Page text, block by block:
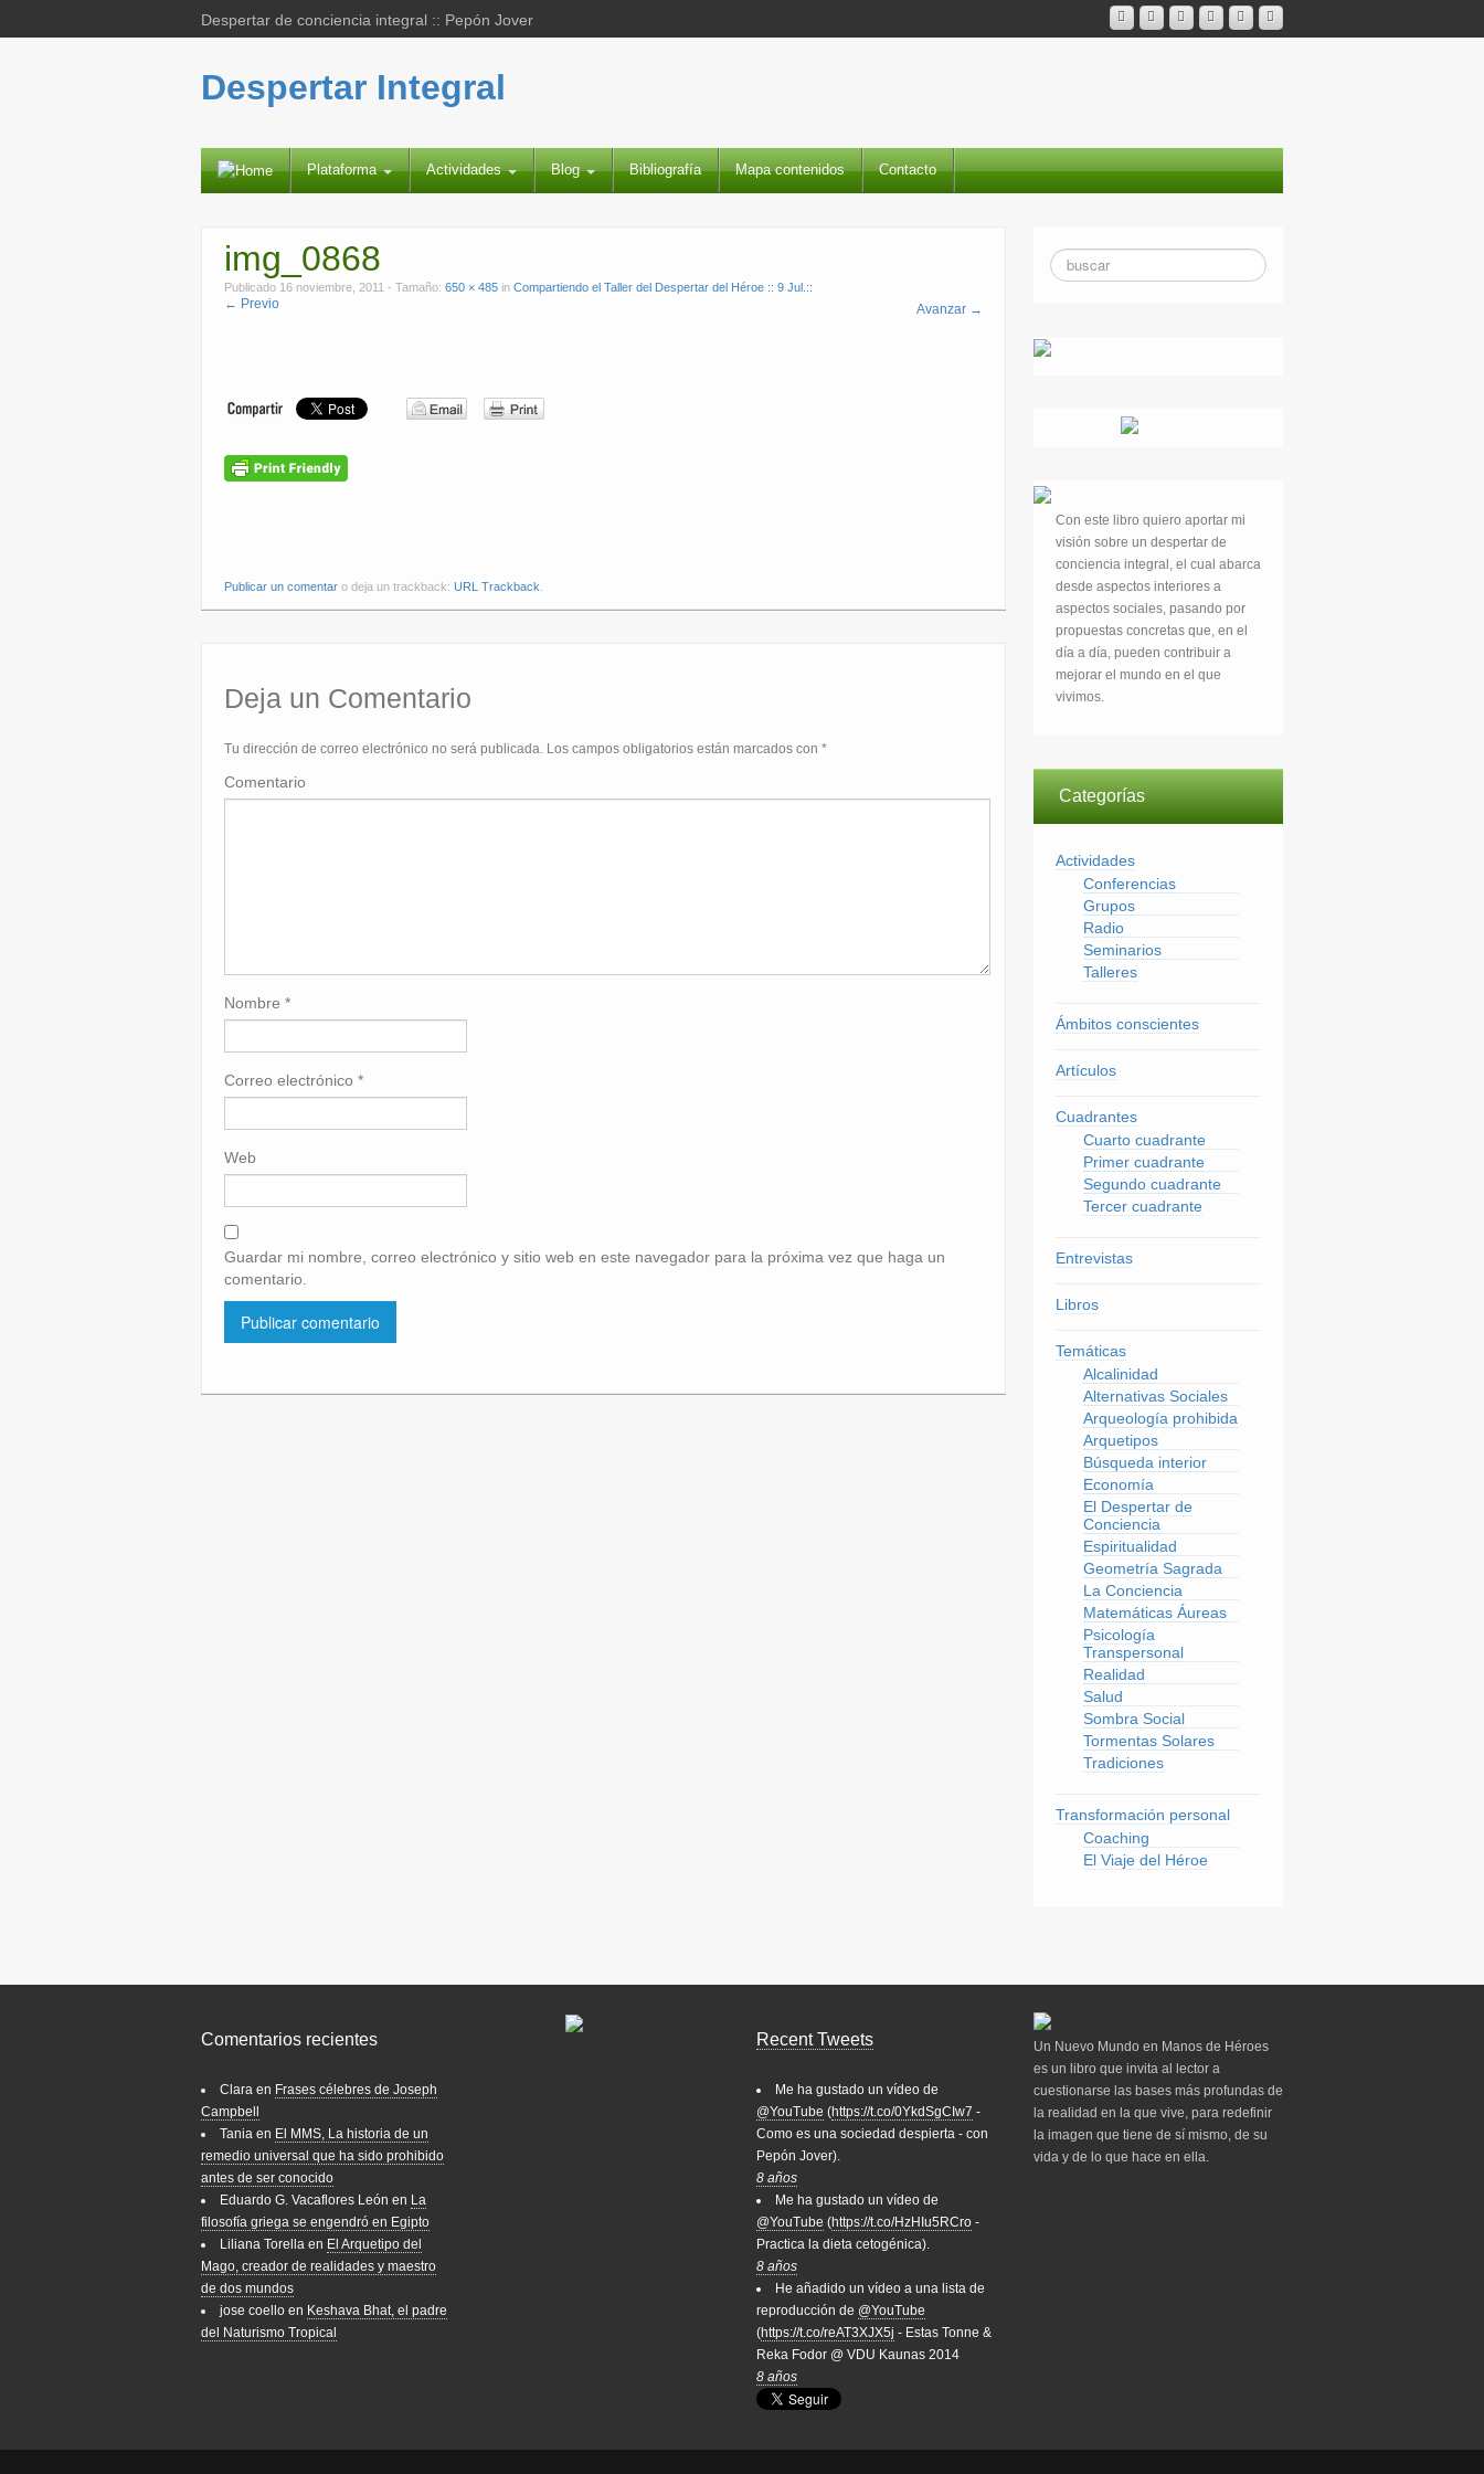
Despertar de conciencia integral :: Pepón Jover
Despertar Integral
Plataforma Actividades Blog Bibliografía Mapa contenidos Contacto
img_0868
Publicado 16 noviembre, 2011 - Tamaño: 650 × 485 in Compartiendo el Taller del Despertar del Héroe :: 9 Jul.::
← Previo Avanzar →
Publicar un comentar o deja un trackback: URL Trackback
Deja un Comentario
Tu dirección de correo electrónico no será publicada. Los campos obligatorios están marcados con *
Comentario
Nombre *
Correo electrónico *
Web
Guardar mi nombre, correo electrónico y sitio web en este navegador para la próxima vez que haga un
comentario.
Con este libro quiero aportar mi
visión sobre un despertar de
conciencia integral, el cual abarca
desde aspectos interiores a
aspectos sociales, pasando por
propuestas concretas que, en el
día a día, pueden contribuir a
mejorar el mundo en el que
vivimos.
Categorías
Actividades
Conferencias
Grupos
Radio
Seminarios
Talleres
Ámbitos conscientes
Artículos
Cuadrantes
Cuarto cuadrante
Primer cuadrante
Segundo cuadrante
Tercer cuadrante
Entrevistas
Libros
Temáticas
Alcalinidad
Alternativas Sociales
Arqueología prohibida
Arquetipos
Búsqueda interior
Economía
El Despertar de
Conciencia
Espiritualidad
Geometría Sagrada
La Conciencia
Matemáticas Áureas
Psicología
Transpersonal
Realidad
Salud
Sombra Social
Tormentas Solares
Tradiciones
Transformación personal
Coaching
El Viaje del Héroe
Comentarios recientes
Clara en Frases célebres de Joseph
Campbell
Tania en El MMS, La historia de un
remedio universal que ha sido prohibido
antes de ser conocido
Eduardo G. Vacaflores León en La
filosofía griega se engendró en Egipto
Liliana Torella en El Arquetipo del
Mago, creador de realidades y maestro
de dos mundos
jose coello en Keshava Bhat, el padre
del Naturismo Tropical
Recent Tweets
Me ha gustado un vídeo de
@YouTube (https://t.co/0YkdSgCIw7 -
Como es una sociedad despierta - con
Pepón Jover).
8 años
Me ha gustado un vídeo de
@YouTube (https://t.co/HzHIu5RCro-
Practica la dieta cetogénica).
8 años
He añadido un vídeo a una lista de
reproducción de @YouTube
(https://t.co/reAT3XJX5j - Estas Tonne &
Reka Fodor @ VDU Kaunas 2014
8 años
Un Nuevo Mundo en Manos de Héroes
es un libro que invita al lector a
cuestionarse las bases más profundas de
la realidad en la que vive, para redefinir
la imagen que tiene de sí mismo, de su
vida y de lo que hace en ella.